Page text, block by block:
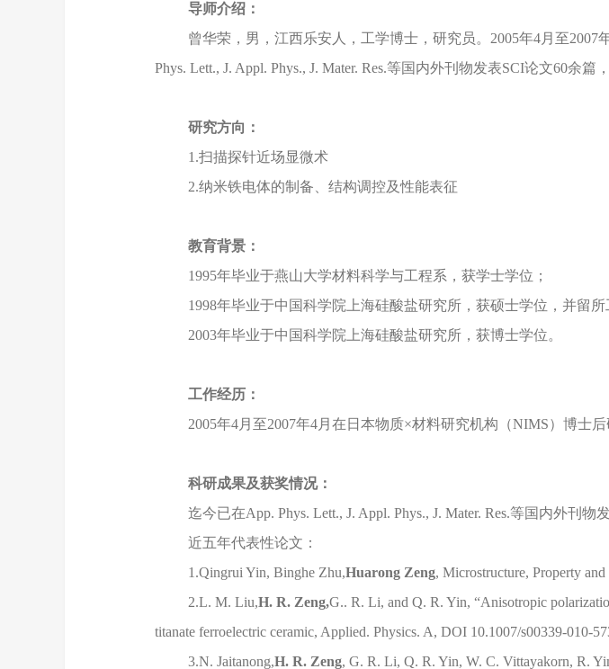
导师介绍：
曾华荣，男，江西乐安人，工学博士，研究员。2005年4月至
Phys. Lett., J. Appl. Phys., J. Mater. Res.等国内外刊物发表SCI论文60余
研究方向：
1.扫描探针近场显微术
2.纳米铁电体的制备、结构调控及性能表征
教育背景：
1995年毕业于燕山大学材料科学与工程系，获学士学位；
1998年毕业于中国科学院上海硅酸盐研究所，获硕士学位，并留所
2003年毕业于中国科学院上海硅酸盐研究所，获博士学位。
工作经历：
2005年4月至2007年4月在日本物质×材料研究机构（NIMS）博士后
科研成果及获奖情况：
迄今已在App. Phys. Lett., J. Appl. Phys., J. Mater. Res.等国内外刊
近五年代表性论文：
1.Qingrui Yin, Binghe Zhu,Huarong Zeng, Microstructure, Property
2.L. M. Liu,H. R. Zeng,G.. R. Li, and Q. R. Yin, “Anisotropic
titanate ferroelectric ceramic, Applied. Physics. A, DOI 10.1007/s00339-010-
3.N. Jaitanong,H. R. Zeng, G. R. Li, Q. R. Yin, W. C. Vittayakorn, R.